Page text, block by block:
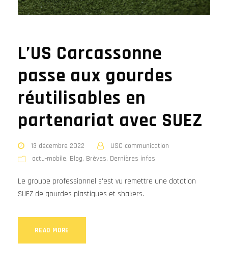
L’US Carcassonne
passe aux gourdes
réutilisables en
partenariat avec SUEZ
13 décembre 2022
USC communication
actu-mobile, Blog, Brèves, Dernières infos
Le groupe professionnel s'est vu remettre une dotation
SUEZ de gourdes plastiques et shakers.
READ MORE